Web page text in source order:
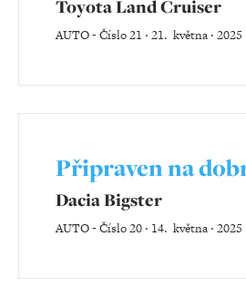
Toyota Land Cruiser
AUTO-Číslo 21 ‧ 21. května ‧ 2025
Připraven na
Dacia Bigster
AUTO-Číslo 20 ‧ 14. května ‧ 2025